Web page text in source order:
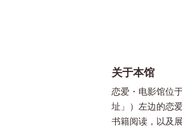
关于本馆
恋爱・电影馆位
址」）左边的恋
书籍阅读，以及